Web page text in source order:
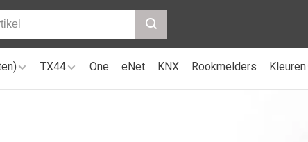
TX44 One eNet KNX Rookmelders Kleuren